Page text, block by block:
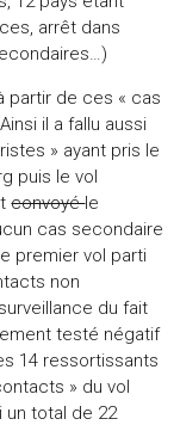
arrêt dans
partir de ces « cas
il a fallu aussi
» ayant pris le
puis le vol
convoyéle
cas secondaire
premier vol parti
non
du fait
testé négatif
14 ressortissants
» du vol
un total de 22